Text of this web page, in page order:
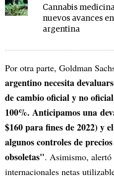
Cannabis
nuevos avances
argentina
Por otra parte, Goldman
argentino necesita
de cambio oficial y no
100%. Anticipamos una
$160 para fines de 2022) y
algunos controles de
obsoletas". Asimismo, alertó
internacionales netas